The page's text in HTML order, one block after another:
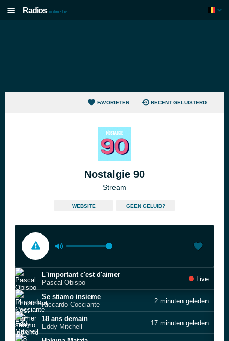
Radios online.be
FAVORIETEN RECENT GELUISTERD
Nostalgie 90
Stream
WEBSITE GEEN GELUID?
L'important c'est d'aimer
Pascal Obispo
Live
Se stiamo insieme
Riccardo Cocciante
2 minuten geleden
18 ans demain
Eddy Mitchell
17 minuten geleden